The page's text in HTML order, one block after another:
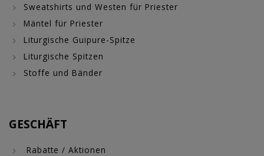
Sweatshirts und Westen für Priester
Mäntel für Priester
Liturgische Guipure-Spitze
Liturgische Spitzen
Stoffe und Bänder
GESCHÄFT
Rabatte / Aktionen